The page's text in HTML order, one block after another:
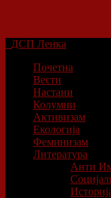
ДСП Ленка
Почетна
Вести
Настани
Колумни
Активизам
Екологија
Феминизам
Литература
Анти